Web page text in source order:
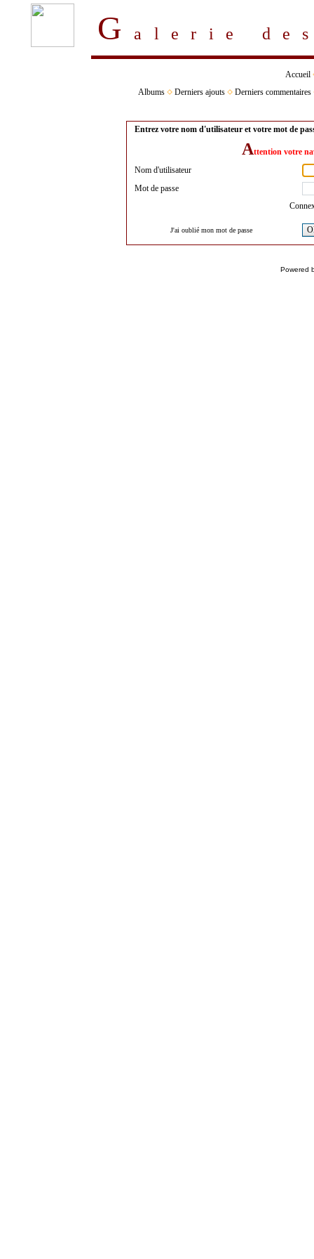
Galerie
Accueil
Albums
Derniers ajouts Derniers commentaires
Entrez votre nom d'utilisateur et votre mot de
Attention votre
Nom d'utilisateur
Mot de passe
J'ai oublié mon mot de passe
Powered